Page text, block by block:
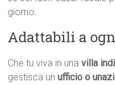
giorno.
Adattabili a
Che tu viva in unavilla
gestisca unufficio o